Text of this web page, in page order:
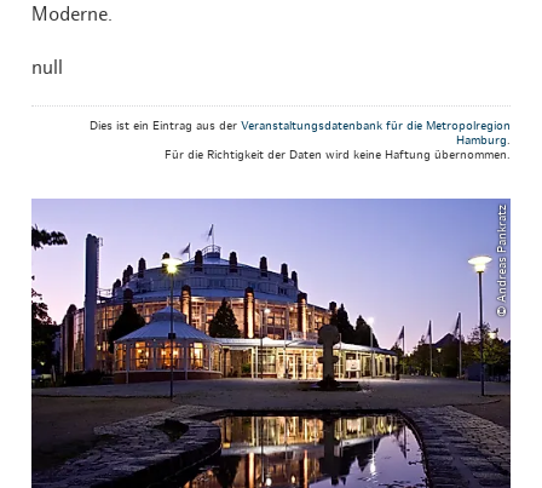
Moderne.
null
Dies ist ein Eintrag aus der Veranstaltungsdatenbank für die Metropolregion
Hamburg.
Für die Richtigkeit der Daten wird keine Haftung übernommen.
© Andreas Pankratz